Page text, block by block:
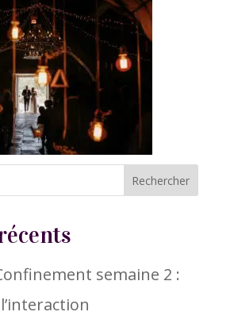
semaine 2 :